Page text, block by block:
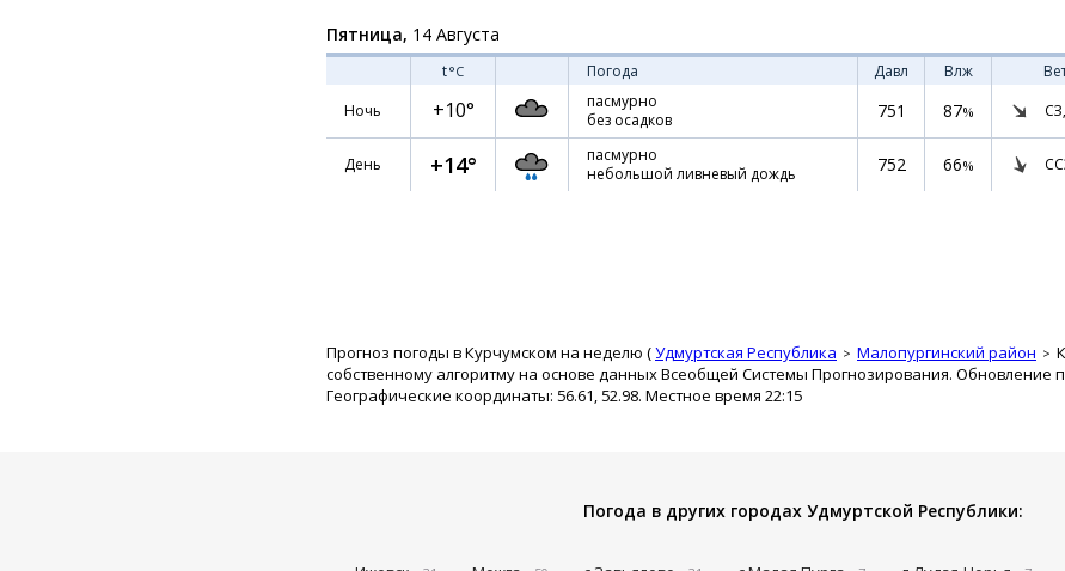
Пятница, 14 Августа
t°C Погода Давл Влж
Ночь
+10°
пасмурно
без осадков
751 87% СЗ,
День +14°
пасмурно
небольшой ливневый дождь
752 66%
Прогноз погоды в Курчумском на неделю (Удмуртская Республика Малопургинский район
собственному алгоритму на основе данных Всеобщей Системы Прогнозирования. Обновление
Географические координаты: 56.61, 52.98. Местное время 22:15
Погода в других городах Удмуртской Республики: